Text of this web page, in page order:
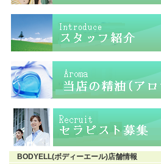
BODYELL(ボディーエール)店舗情報